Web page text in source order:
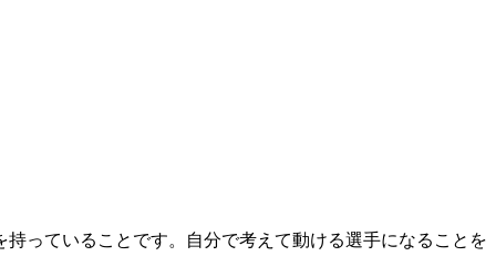
っていることです。自分で考えて動ける選手になることを